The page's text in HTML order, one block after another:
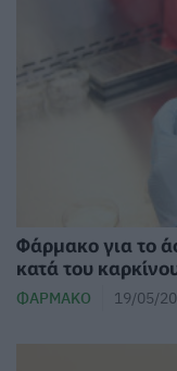
Φάρμακο για το
κατά του
ΦΆΡΜΑΚΟ 19/05/